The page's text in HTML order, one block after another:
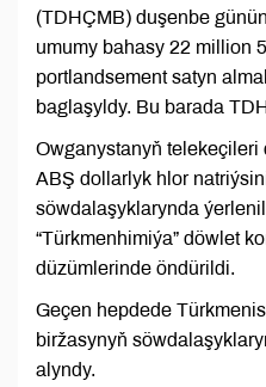
(TDHÇMB) duşenbe
umumy bahasy 22 million
portlandsement satyn
baglaşyldy. Bu barada
Owganystanyň telekeçileri
ABŞ dollarlyk hlor
söwdalaşyklarynda
“Türkmenhimiýa” döwlet
düzümlerinde öndürildi.
Geçen hepdede
biržasynyň
alyndy.